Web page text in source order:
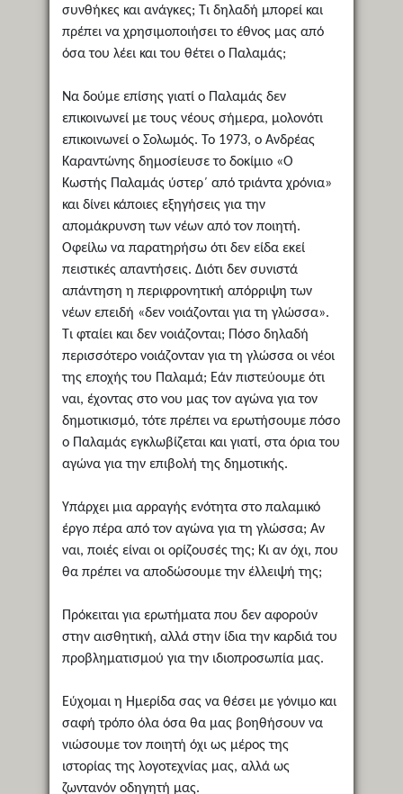
συνθήκες και ανάγκες; Τι δηλαδή μπορεί και
πρέπει να χρησιμοποιήσει το έθνος μας από
όσα του λέει και του θέτει ο Παλαμάς;
Να δούμε επίσης γιατί ο Παλαμάς δεν
επικοινωνεί με τους νέους σήμερα, μολονότι
επικοινωνεί ο Σολωμός. Το 1973, ο Ανδρέας
Καραντώνης δημοσίευσε το δοκίμιο «Ο
Κωστής Παλαμάς ύστερ΄ από τριάντα χρόνια»
και δίνει κάποιες εξηγήσεις για την
απομάκρυνση των νέων από τον ποιητή.
Οφείλω να παρατηρήσω ότι δεν είδα εκεί
πειστικές απαντήσεις. Διότι δεν συνιστά
απάντηση η περιφρονητική απόρριψη των
νέων επειδή «δεν νοιάζονται για τη γλώσσα».
Τι φταίει και δεν νοιάζονται; Πόσο δηλαδή
περισσότερο νοιάζονταν για τη γλώσσα οι νέοι
της εποχής του Παλαμά; Εάν πιστεύουμε ότι
ναι, έχοντας στο νου μας τον αγώνα για τον
δημοτικισμό, τότε πρέπει να ερωτήσουμε πόσο
ο Παλαμάς εγκλωβίζεται και γιατί, στα όρια του
αγώνα για την επιβολή της δημοτικής.
Υπάρχει μια αρραγής ενότητα στο παλαμικό
έργο πέρα από τον αγώνα για τη γλώσσα; Αν
ναι, ποιές είναι οι ορίζουσές της; Κι αν όχι, που
θα πρέπει να αποδώσουμε την έλλειψή της;
Πρόκειται για ερωτήματα που δεν αφορούν
στην αισθητική, αλλά στην ίδια την καρδιά του
προβληματισμού για την ιδιοπροσωπία μας.
Εύχομαι η Ημερίδα σας να θέσει με γόνιμο και
σαφή τρόπο όλα όσα θα μας βοηθήσουν να
νιώσουμε τον ποιητή όχι ως μέρος της
ιστορίας της λογοτεχνίας μας, αλλά ως
ζωντανόν οδηγητή μας.